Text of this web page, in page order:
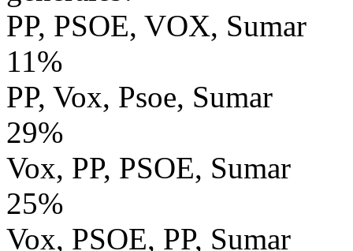
PP, PSOE, VOX, Sumar
11%
PP, Vox, Psoe, Sumar
29%
Vox, PP, PSOE, Sumar
25%
Vox, PSOE, PP, Sumar